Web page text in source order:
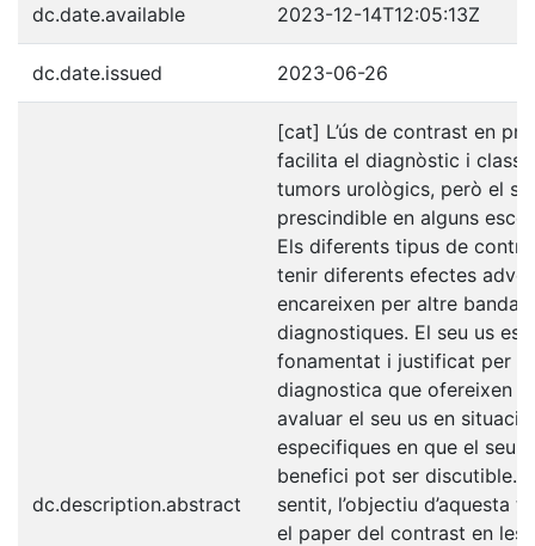
dc.date.available 2023-12-14T12:05:13Z
dc.date.issued 2023-06-26
dc.description.abstract
[cat] L’ús de contrast en
facilita el diagnòstic i
tumors urològics, però el
prescindible en alguns
Els diferents tipus de
tenir diferents efectes
encareixen per altre banda
diagnostiques. El seu us
fonamentat i justificat per
diagnostica que ofereixen
avaluar el seu us en
especifiques en que el seu
benefici pot ser discutible.
sentit, l’objectiu d’aquesta
el paper del contrast en les